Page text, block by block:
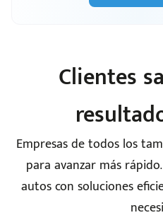
Clientes
Empresas de todos los
para avanzar más
autos con soluciones